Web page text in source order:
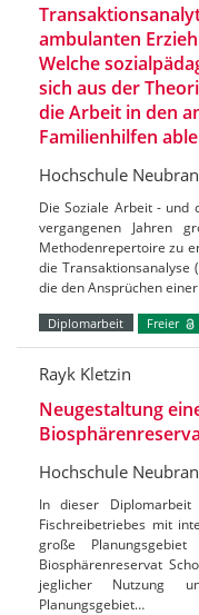
ambulanten
Welche
sich aus der
die Arbeit in den
Familienhilfen
Hochschule
Die Soziale Arbeit - und
vergangenen Jahren
Methodenrepertoire zu
die Transaktionsanalyse
die den Ansprüchen
Diplomarbeit Freier
Rayk Kletzin
Neugestaltung
Hochschule
In dieser
Fischreibetriebes mit
große
Biosphärenreservat
jeglicher Nutzung
Planungsgebiet…